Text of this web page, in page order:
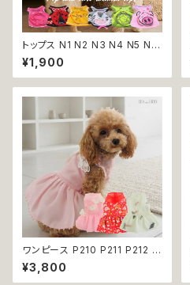
トップス N1 N2 N3 N4 N5 N6
うさぎ てんとう虫 ひよこ しまう
ま かめ ぶた ポケット ビビット
ドッグウェア dog 犬 猫 ペット
服 オシャレ かわいい 小型犬 返
品交換不可
¥1,900
ワンピース P210 P211 P212 犬
イエロー ピンク ホワイト レッド
レモン 蝶 フラワー 猫 ペット 服
¥3,800